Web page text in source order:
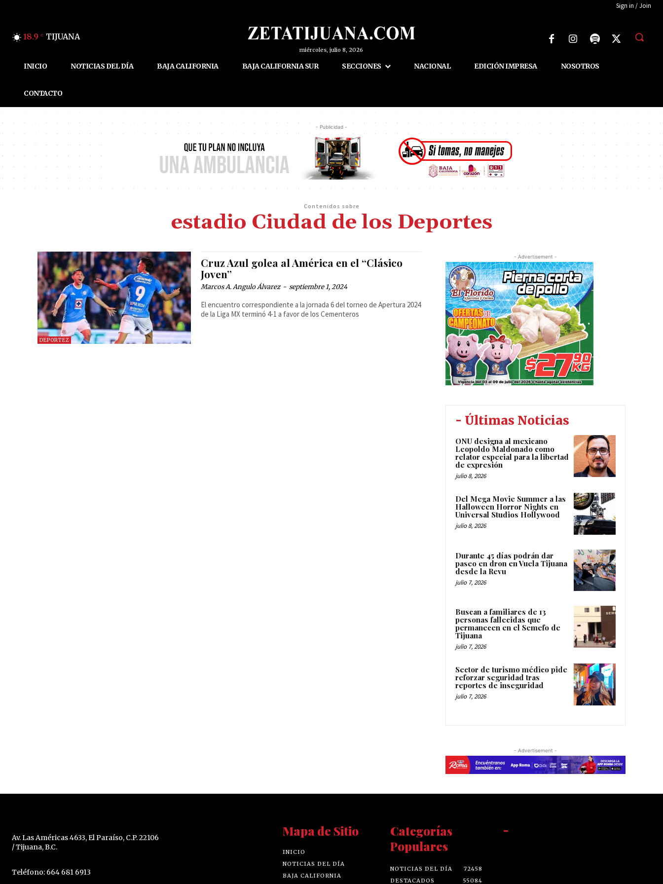
Sign in / Join
18.9 C TIJUANA
miércoles, julio 8, 2026
INICIO NOTICIAS DEL DÍA BAJA CALIFORNIA BAJA CALIFORNIA SUR SECCIONES NACIONAL EDICIÓN IMPRESA NOSOTROS
CONTACTO
- Publicidad -
Contenidos sobre
estadio Ciudad de los Deportes
DEPORTEZ
Cruz Azul golea al América en el “Clásico
Joven”
Marcos A. Angulo Álvarez - septiembre 1, 2024
El encuentro correspondiente a la jornada 6 del torneo de Apertura 2024
de la Liga MX terminó 4-1 a favor de los Cementeros
- Advertisement -
- Últimas Noticias
ONU designa al mexicano
Leopoldo Maldonado como
relator especial para la libertad
de expresión
julio 8, 2026
Del Mega Movie Summer a las
Halloween Horror Nights en
Universal Studios Hollywood
julio 8, 2026
Durante 45 días podrán dar
paseo en dron en Vuela Tijuana
desde la Revu
julio 7, 2026
Buscan a familiares de 13
personas fallecidas que
permanecen en el Semefo de
Tijuana
julio 7, 2026
Sector de turismo médico pide
reforzar seguridad tras
reportes de inseguridad
julio 7, 2026
- Advertisement -
Av. Las Américas 4633, El Paraíso, C.P. 22106
/ Tijuana, B.C.
Teléfono: 664 681 6913
Mapa de Sitio
INICIO
NOTICIAS DEL DÍA
BAJA CALIFORNIA
Categorías
Populares
NOTICIAS DEL DÍA
72458
DESTACADOS
55084
-